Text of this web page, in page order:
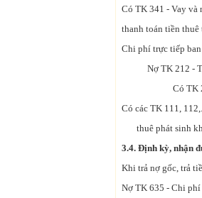
Có TK 341 - Vay và
thanh toán tiền thuê
Chi phí trực tiếp
Nợ TK 212 -
Có TK 242 -
Có các TK 111,
thuê phát sinh khi
3.4. Định kỳ, nhận
Khi trả nợ gốc, trả
Nợ TK 635 - Chi